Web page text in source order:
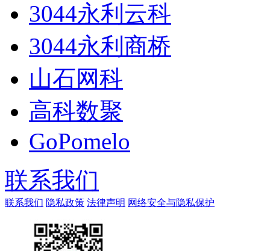
3044永利云科
3044永利商桥
山石网科
高科数聚
GoPomelo
联系我们
联系我们 隐私政策 法律声明 网络安全与隐私保护